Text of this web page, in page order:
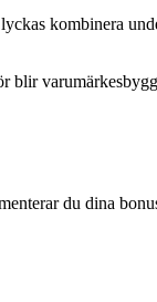
kombinera
blir
du dina